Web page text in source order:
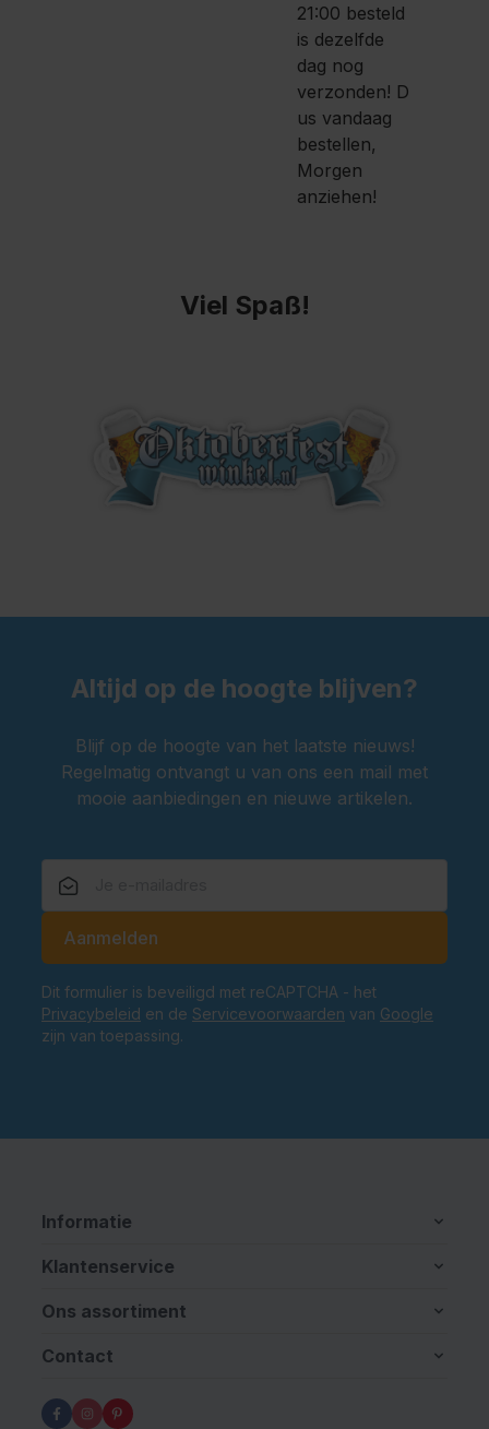
21:00 besteld
is dezelfde
dag nog
verzonden! D
us vandaag
bestellen,
Morgen
anziehen!
Viel Spaß!
Altijd op de hoogte blijven?
Blijf op de hoogte van het laatste nieuws!
Regelmatig ontvangt u van ons een mail met
mooie aanbiedingen en nieuwe artikelen.
Aanmelden
Dit formulier is beveiligd met reCAPTCHA - het
Privacybeleid en de Servicevoorwaarden van Google
zijn van toepassing.
Informatie
Klantenservice
Ons assortiment
Contact